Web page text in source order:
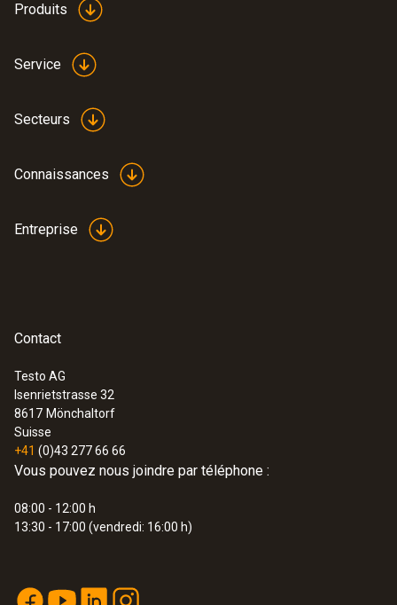
Produits
Service
Secteurs
Connaissances
Entreprise
Contact
Testo AG
Isenrietstrasse 32
8617 Mönchaltorf
Suisse
+41 (0)43 277 66 66
Vous pouvez nous joindre par téléphone :
08:00 - 12:00 h
13:30 - 17:00 (vendredi: 16:00 h)